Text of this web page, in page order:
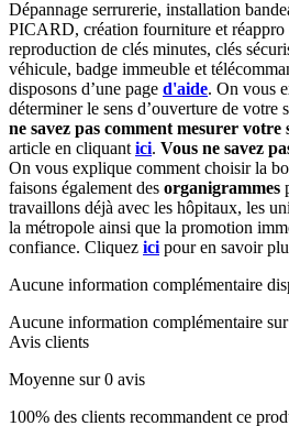
Dépannage serrurerie, installation
PICARD, création fourniture et réappro
reproduction de clés minutes, clés
véhicule, badge immeuble et
disposons d’une page d'aide. On vous
déterminer le sens d’ouverture de votre
ne savez pas comment mesurer votre
article en cliquant ici. Vous ne savez
On vous explique comment choisir la
faisons également des organigrammes
travaillons déjà avec les hôpitaux, les
la métropole ainsi que la promotion
confiance. Cliquez ici pour en savoir
Aucune information complémentaire
Aucune information complémentaire
Avis clients
Moyenne sur 0 avis
100% des clients recommandent ce